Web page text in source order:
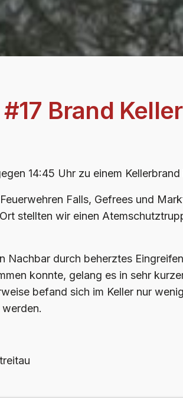
Brand Keller
14:45 Uhr zu einem Kellerbrand
Falls, Gefrees und
stellten wir einen
Nachbar durch beherztes
konnte, gelang es in sehr
befand sich im Keller nur